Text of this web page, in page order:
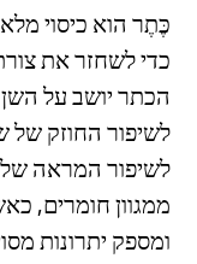
כֶּתֶר הוא כיסוי
כדי לשחזר את
הכתר יושב על
לשיפור החוזק של
לשיפור המראה
ממגוון חומרים,
ומספק יתרונות